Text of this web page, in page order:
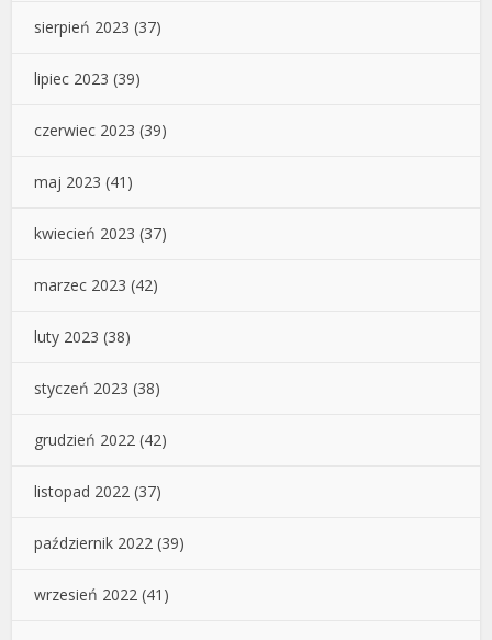
sierpień 2023 (37)
lipiec 2023 (39)
czerwiec 2023 (39)
maj 2023 (41)
kwiecień 2023 (37)
marzec 2023 (42)
luty 2023 (38)
styczeń 2023 (38)
grudzień 2022 (42)
listopad 2022 (37)
październik 2022 (39)
wrzesień 2022 (41)